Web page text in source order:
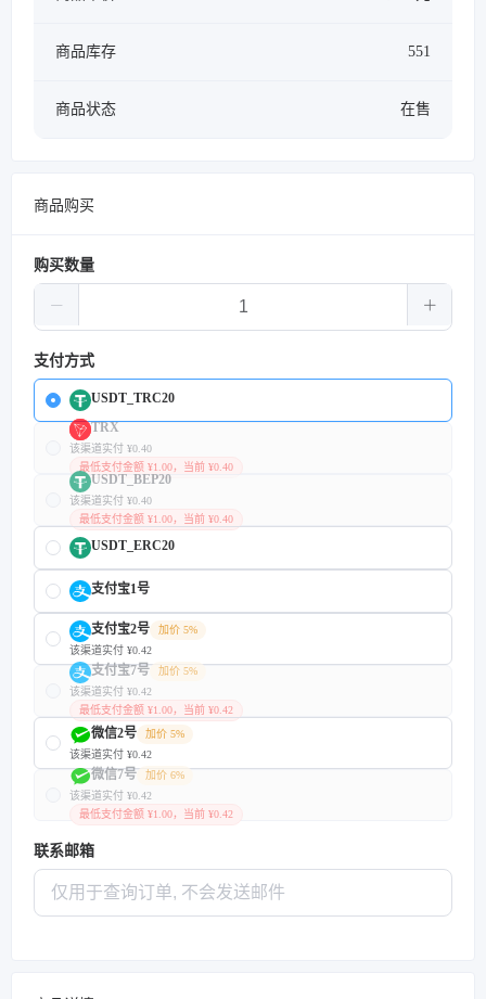
商品库存 551
商品状态 在售
商品购买
购买数量
支付方式
USDT_TRC20
TRX
该渠道实付 ¥0.40
最低支付金额 ¥1.00，当前 ¥0.40
USDT_BEP20
该渠道实付 ¥0.40
最低支付金额 ¥1.00，当前 ¥0.40
USDT_ERC20
支付宝1号
支付宝2号
加价 5%
该渠道实付 ¥0.42
支付宝7号
加价 5%
该渠道实付 ¥0.42
最低支付金额 ¥1.00，当前 ¥0.42
微信2号
加价 5%
该渠道实付 ¥0.42
微信7号
加价 6%
该渠道实付 ¥0.42
最低支付金额 ¥1.00，当前 ¥0.42
联系邮箱